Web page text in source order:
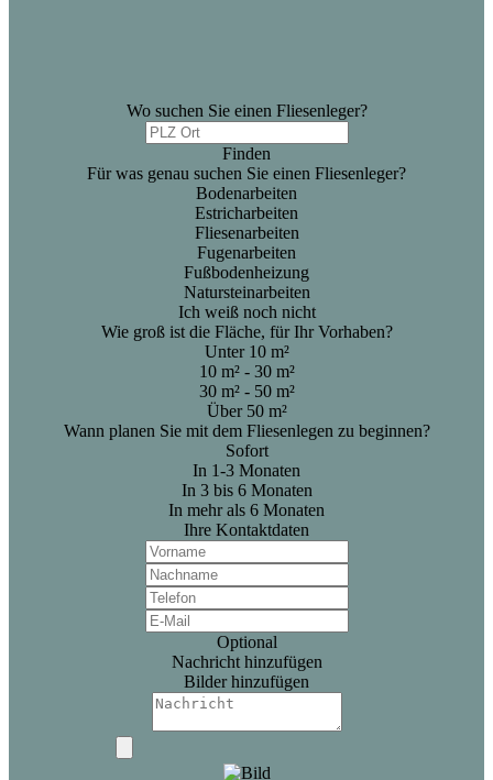
Wo suchen Sie einen Fliesenleger?
Finden
Für was genau suchen Sie einen Fliesenleger?
Bodenarbeiten
Estricharbeiten
Fliesenarbeiten
Fugenarbeiten
Fußbodenheizung
Natursteinarbeiten
Ich weiß noch nicht
Wie groß ist die Fläche, für Ihr Vorhaben?
Unter 10 m²
10 m² - 30 m²
30 m² - 50 m²
Über 50 m²
Wann planen Sie mit dem Fliesenlegen zu beginnen?
Sofort
In 1-3 Monaten
In 3 bis 6 Monaten
In mehr als 6 Monaten
Ihre Kontaktdaten
Optional
Nachricht hinzufügen
Bilder hinzufügen